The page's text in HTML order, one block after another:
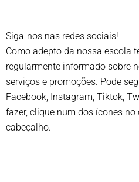
Siga-nos nas redes sociais!
Como adepto da nossa escola
regularmente informado sobre
serviços e promoções. Pode
Facebook, Instagram, Tiktok,
fazer, clique num dos ícones
cabeçalho.